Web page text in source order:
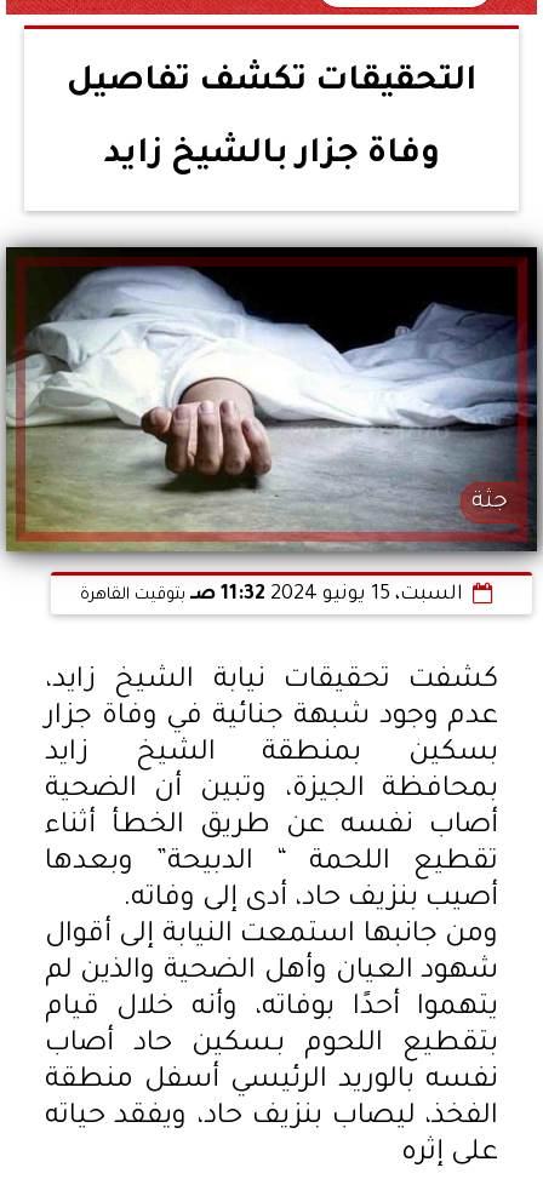
التحقيقات تكشف تفاصيل
وفاة جزار بالشيخ زايد
جثة
السبت، 15 يونيو 2024 11:32 صـ بتوقيت القاهرة
كشفت تحقيقات نيابة الشيخ زايد،
عدم وجود شبهة جنائية في وفاة جزار
بسكين بمنطقة الشيخ زايد
بمحافظة الجيزة، وتبين أن الضحية
أصاب نفسه عن طريق الخطأ أثناء
تقطيع اللحمة “ الدبيحة” وبعدها
أصيب بنزيف حاد، أدى إلى وفاته.
ومن جانبها استمعت النيابة إلى أقوال
شهود العيان وأهل الضحية والذين لم
يتهموا أحدًا بوفاته، وأنه خلال قيام
بتقطيع اللحوم بـسكين حاد أصاب
نفسه بالوريد الرئيسي أسفل منطقة
الفخذ، ليصاب بنزيف حاد، ويفقد حياته
على إثره